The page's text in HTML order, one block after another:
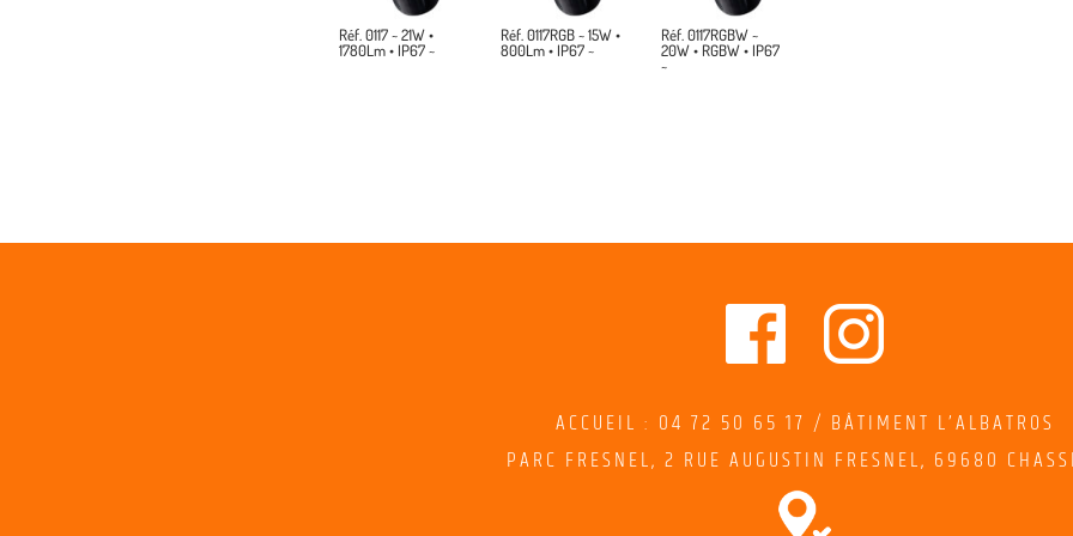
Réf. 0117 ~ 21W •
1780Lm • IP67 ~
Réf. 0117RGB ~ 15W •
800Lm • IP67 ~
Réf. 0117RGBW ~
20W • RGBW • IP67
~
ACCUEIL : 04 72 50 65 17 / BÂTIMENT L’ALBATROS
PARC FRESNEL, 2 RUE AUGUSTIN FRESNEL, 69680